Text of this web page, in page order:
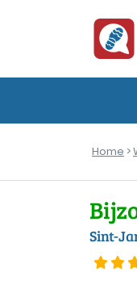
Home >
Sint-